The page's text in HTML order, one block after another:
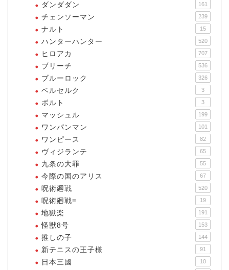
ダンダダン 161
チェンソーマン 239
ナルト 15
ハンターハンター 520
ヒロアカ 707
ブリーチ 536
ブルーロック 326
ベルセルク 3
ボルト 3
マッシュル 199
ワンパンマン 101
ワンピース 82
ヴィジランテ 65
九条の大罪 55
今際の国のアリス 67
呪術廻戦 520
呪術廻戦≡ 19
地獄楽 191
怪獣8号 153
推しの子 144
新テニスの王子様 91
日本三國 10